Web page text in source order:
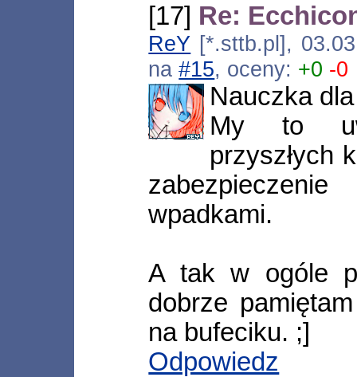
[17] Re:
ReY [*.sttb.pl],
na#15, oceny: +0 -0
Nauczka
My to
przyszłych
wpadkami.
A tak w ogóle
dobrze
na bufeciku. ;]
Odpowiedz